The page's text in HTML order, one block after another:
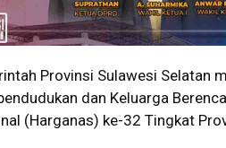
Provinsi Sulawesi Selatan
dan Keluarga
(Harganas) ke-32 Tingkat